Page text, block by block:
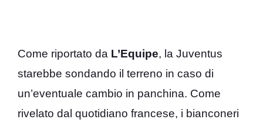
Come riportato da L’Equipe, la Juventus
starebbe sondando il terreno in caso di
un’eventuale cambio in panchina. Come
rivelato dal quotidiano francese, i bianconeri